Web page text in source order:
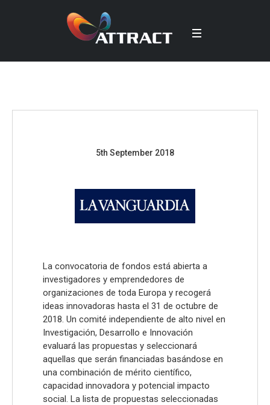
5th September 2018
La convocatoria de fondos está abierta a
investigadores y emprendedores de
organizaciones de toda Europa y recogerá
ideas innovadoras hasta el 31 de octubre de
2018. Un comité independiente de alto nivel en
Investigación, Desarrollo e Innovación
evaluará las propuestas y seleccionará
aquellas que serán financiadas basándose en
una combinación de mérito científico,
capacidad innovadora y potencial impacto
social. La lista de propuestas seleccionadas